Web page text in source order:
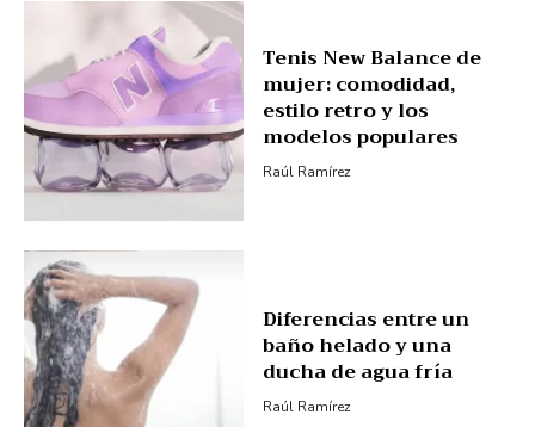
Tenis New Balance de
mujer: comodidad,
estilo retro y los
modelos populares
Raúl Ramírez
Diferencias entre un
baño helado y una
ducha de agua fría
Raúl Ramírez